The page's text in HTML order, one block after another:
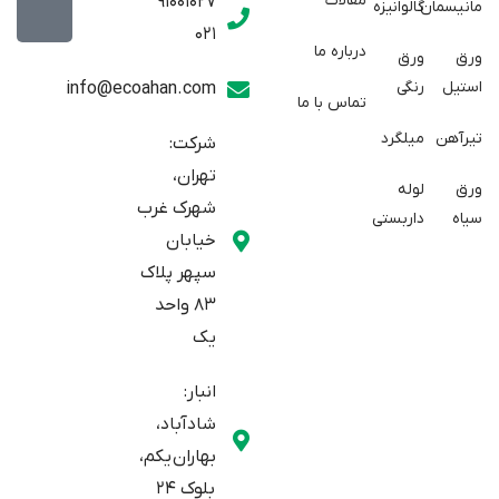
مانیسمان
ورق
استیل
تیرآهن
ورق
سیاه
گالوانیزه
ورق
رنگی
میلگرد
لوله
داربستی
درباره ما
تماس با ما
021
info@ecoahan.com
شرکت:
تهران،
شهرک غرب
خیابان
سپهر پلاک
83 واحد
یک
انبار:
شادآباد،
بهاران یکم،
بلوک 24
g